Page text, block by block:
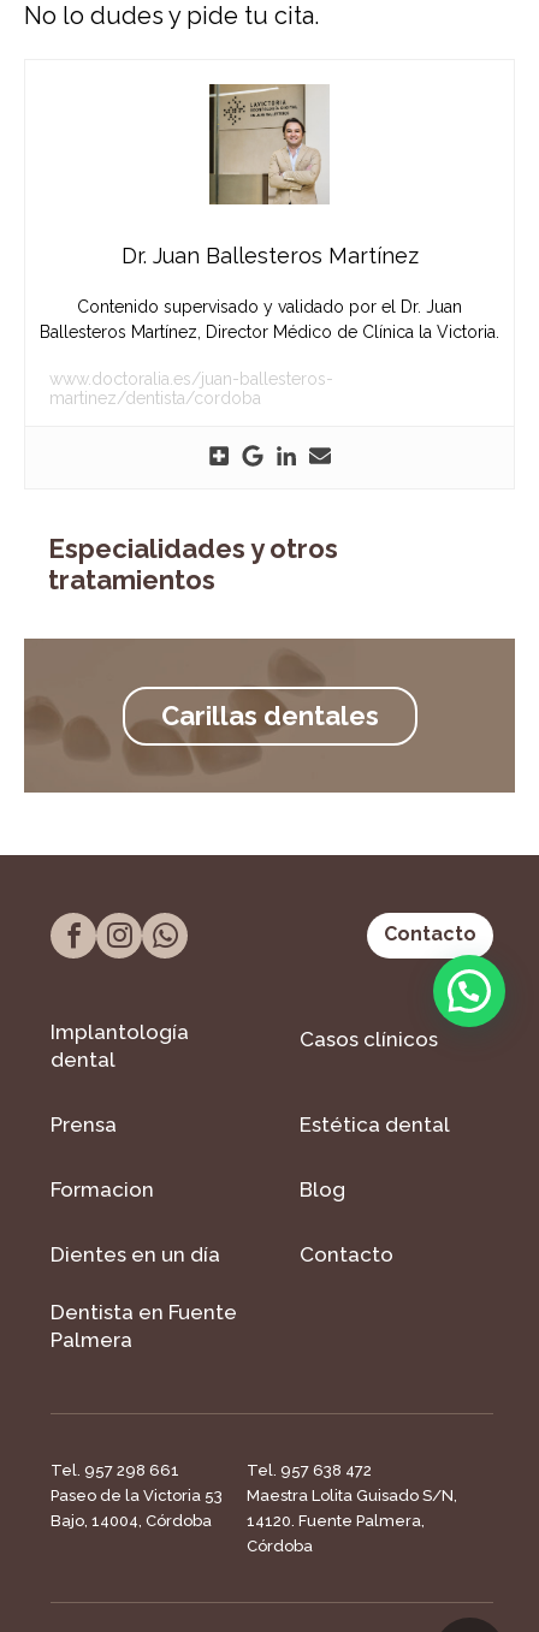
No lo dudes y pide tu cita.
Dr. Juan Ballesteros Martínez
Contenido supervisado y validado por el Dr. Juan
Ballesteros Martínez, Director Médico de Clínica la Victoria.
www.doctoralia.es/juan-ballesteros-
martinez/dentista/cordoba
Especialidades y otros
tratamientos
Carillas dentales
Contacto
Implantología
dental
Casos clínicos
Prensa Estética dental
Formacion Blog
Dientes en un día Contacto
Dentista en Fuente
Palmera
Tel. 957 298 661
Paseo de la Victoria 53
Bajo, 14004, Córdoba
Tel. 957 638 472
Maestra Lolita Guisado S/N,
14120. Fuente Palmera,
Córdoba